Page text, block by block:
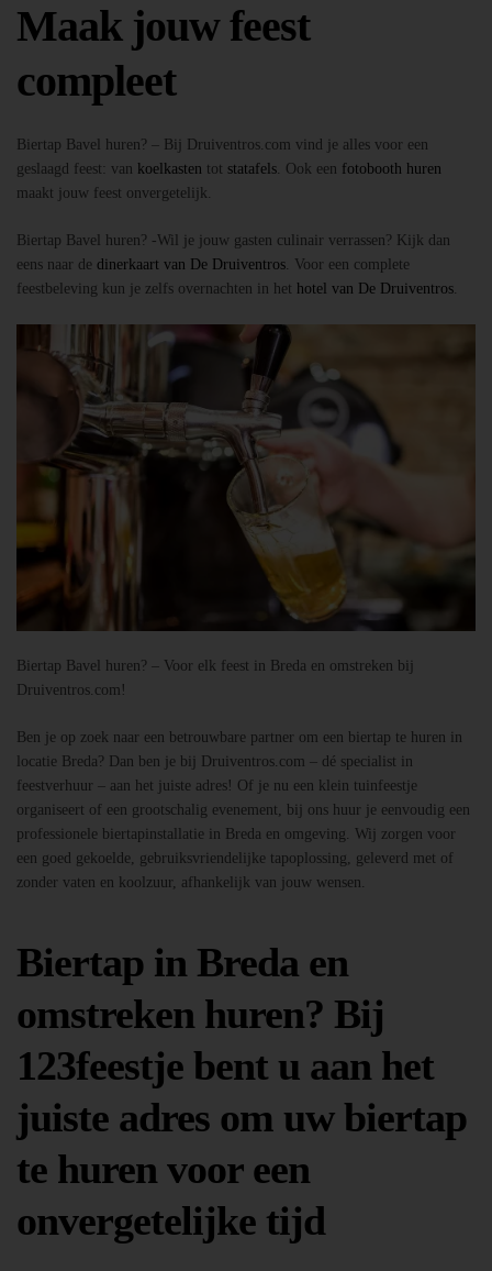
Maak jouw feest
compleet
Biertap Bavel huren? – Bij Druiventros.com vind je alles voor een
geslaagd feest: van koelkasten tot statafels. Ook een fotobooth huren
maakt jouw feest onvergetelijk.
Biertap Bavel huren? -Wil je jouw gasten culinair verrassen? Kijk dan
eens naar de dinerkaart van De Druiventros. Voor een complete
feestbeleving kun je zelfs overnachten in het hotel van De Druiventros.
Biertap Bavel huren? – Voor elk feest in Breda en omstreken bij
Druiventros.com!
Ben je op zoek naar een betrouwbare partner om een biertap te huren in
locatie Breda? Dan ben je bij Druiventros.com – dé specialist in
feestverhuur – aan het juiste adres! Of je nu een klein tuinfeestje
organiseert of een grootschalig evenement, bij ons huur je eenvoudig een
professionele biertapinstallatie in Breda en omgeving. Wij zorgen voor
een goed gekoelde, gebruiksvriendelijke tapoplossing, geleverd met of
zonder vaten en koolzuur, afhankelijk van jouw wensen.
Biertap in Breda en
omstreken huren? Bij
123feestje bent u aan het
juiste adres om uw biertap
te huren voor een
onvergetelijke tijd